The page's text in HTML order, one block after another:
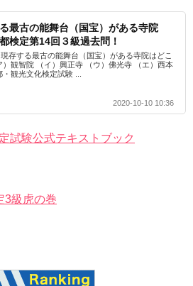
最古の能舞台（国宝）がある寺院
検定第14回３級過去問！
現存する最古の能舞台（国宝）がある寺院はどこ
）観智院 （イ）興正寺 （ウ）佛光寺 （エ）西本
・観光文化検定試験 ...
2020-10-10 10:36
試験公式テキストブック
3級虎の巻